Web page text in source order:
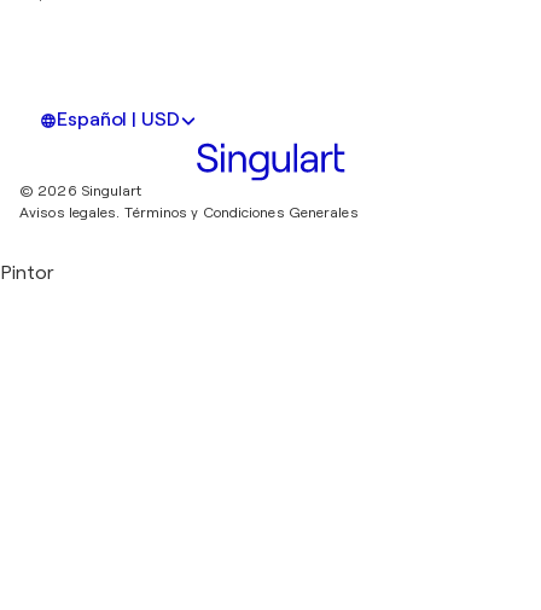
Español | USD
© 2026 Singulart
Avisos legales. Términos y Condiciones Generales
Pintor